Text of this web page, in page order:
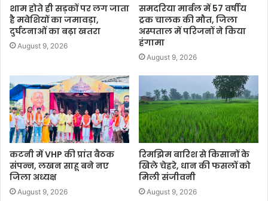
शाम होते ही सड़कों पर लग जाता
है मवेशियों का जमावड़ा,
दुर्घटनाओं का बढ़ा खतरा
August 9, 2026
समदरिया मार्बल में 57 वर्षीय
ट्रक चालक की मौत, जिला
अस्पताल में परिजनों ने किया
हंगामा
August 9, 2026
कटनी में VHP की प्रांत बैठक
संपन्न, लखन साहू बने नए
जिला अध्यक्ष
August 9, 2026
रिमझिम बारिश से किसानों के
खिले चेहरे, धान की फसलों को
मिली संजीवनी
August 9, 2026